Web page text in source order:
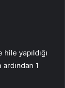
yapıldığı
1